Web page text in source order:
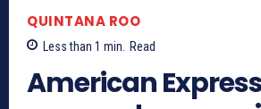
QUINTANA ROO
Less than 1 min. Read
American